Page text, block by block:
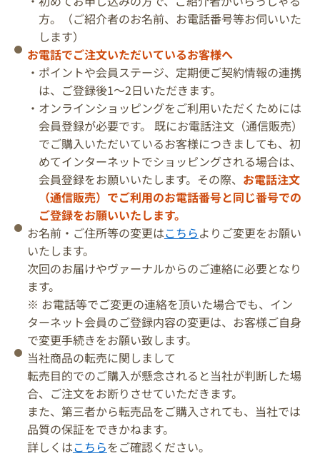
方。（ご紹介者のお名前、お電話番号等お伺いいた
します）
お電話でご注文いただいているお客様へ
・ポイントや会員ステージ、定期便ご契約情報の連携
は、ご登録後1～2日いただきます。
・オンラインショッピングをご利用いただくためには
会員登録が必要です。 既にお電話注文（通信販売）
でご購入いただいているお客様につきましても、初
めてインターネットでショッピングされる場合は、
会員登録をお願いいたします。その際、 お電話注文
（通信販売）でご利用のお電話番号と同じ番号での
ご登録をお願いいたします。
お名前・ご住所等の変更はこちらよりご変更をお願い
いたします。
次回のお届けやヴァーナルからのご連絡に必要となり
ます。
※ お電話等でご変更の連絡を頂いた場合でも、イン
ターネット会員のご登録内容の変更は、お客様ご自身
で変更手続きをお願い致します。
当社商品の転売に関しまして
転売目的でのご購入が懸念されると当社が判断した場
合、ご注文をお断りさせていただきます。
また、第三者から転売品をご購入されても、当社では
品質の保証をできかねます。
詳しくはこちらをご確認ください。